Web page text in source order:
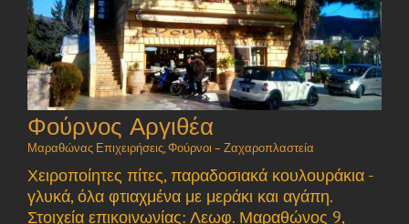
Φούρνος Αργιθέα
Μαραθώνας Επιχειρήσεις,Φούρνοι – Ζαχαροπλαστεία
Χειροποίητες πίτες, παραδοσιακά κουλουράκια -
γλυκά, όλα φτιαχμένα με μεράκι και αγάπη.
Στοιχεία επικοινωνίας: Λεωφ. Μαραθώνος 9,